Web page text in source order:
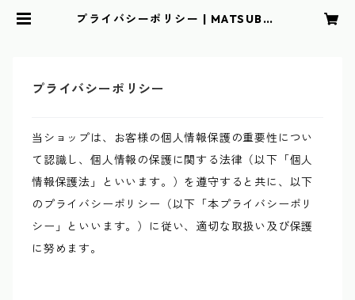
プライバシーポリシー | MATSUBAR
プライバシーポリシー
当ショップは、お客様の個人情報保護の重要性につい
て認識し、個人情報の保護に関する法律（以下「個人
情報保護法」といいます。）を遵守すると共に、以下
のプライバシーポリシー（以下「本プライバシーポリ
シー」といいます。）に従い、適切な取扱い及び保護
に努めます。